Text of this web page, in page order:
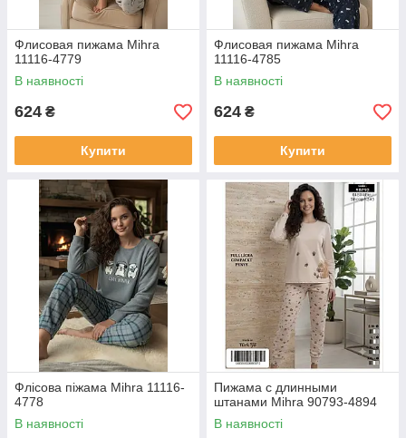
Флисовая пижама Mihra
11116-4779
В наявності
624 ₴
Купити
Флисовая пижама Mihra
11116-4785
В наявності
624 ₴
Купити
Флісова піжама Mihra 11116-
4778
В наявності
Пижама с длинными
штанами Mihra 90793-4894
В наявності